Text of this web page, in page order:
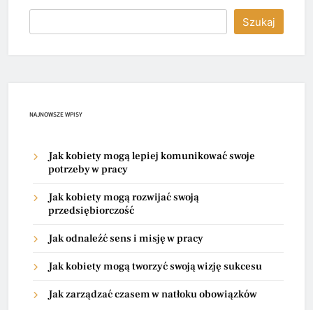
Szukaj
NAJNOWSZE WPISY
Jak kobiety mogą lepiej komunikować swoje
potrzeby w pracy
Jak kobiety mogą rozwijać swoją
przedsiębiorczość
Jak odnaleźć sens i misję w pracy
Jak kobiety mogą tworzyć swoją wizję sukcesu
Jak zarządzać czasem w natłoku obowiązków